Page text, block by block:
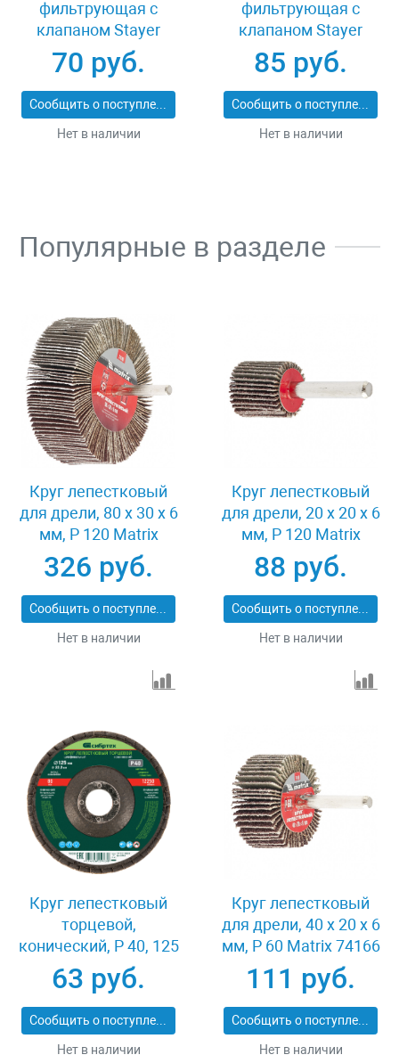
фильтрующая с
клапаном Stayer
11113_z01
70 руб.
Сообщить о поступлении
Нет в наличии
фильтрующая с
клапаном Stayer
MASTER 11116
85 руб.
Сообщить о поступлении
Нет в наличии
Популярные в разделе
Круг лепестковый
для дрели, 80 х 30 х 6
мм, P 120 Matrix
74146
326 руб.
Сообщить о поступлении
Нет в наличии
Круг лепестковый
для дрели, 20 х 20 х 6
мм, P 120 Matrix
74104
88 руб.
Сообщить о поступлении
Нет в наличии
Круг лепестковый
торцевой,
конический, Р 40, 125
х 22.2 мм Сибртех
74083
63 руб.
Сообщить о поступлении
Нет в наличии
Круг лепестковый
для дрели, 40 х 20 х 6
мм, P 60 Matrix 74166
111 руб.
Сообщить о поступлении
Нет в наличии